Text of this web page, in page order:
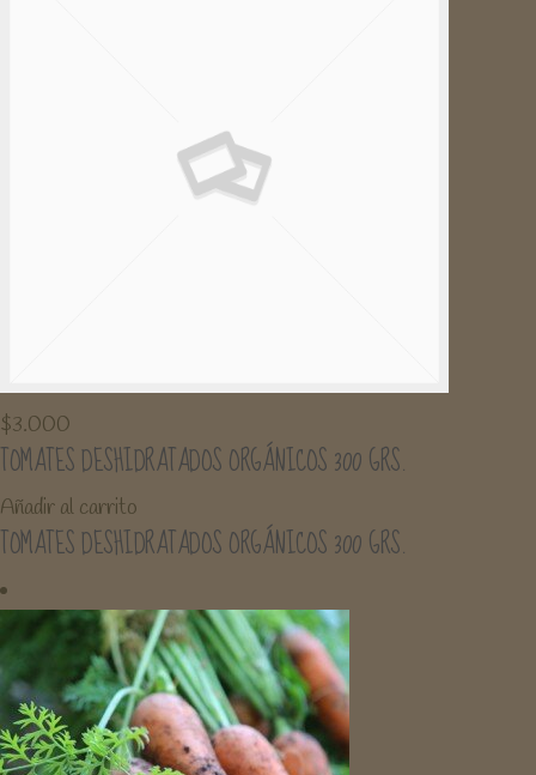
$3.000
TOMATES DESHIDRATADOS ORGÁNICOS 300 GRS.
Añadir al carrito
TOMATES DESHIDRATADOS ORGÁNICOS 300 GRS.